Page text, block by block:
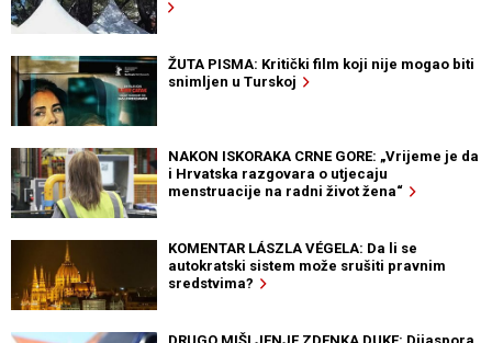
ŽUTA PISMA: Kritički film koji nije mogao biti
snimljen u Turskoj
NAKON ISKORAKA CRNE GORE: „Vrijeme je da
i Hrvatska razgovara o utjecaju
menstruacije na radni život žena“
KOMENTAR LÁSZLA VÉGELA: Da li se
autokratski sistem može srušiti pravnim
sredstvima?